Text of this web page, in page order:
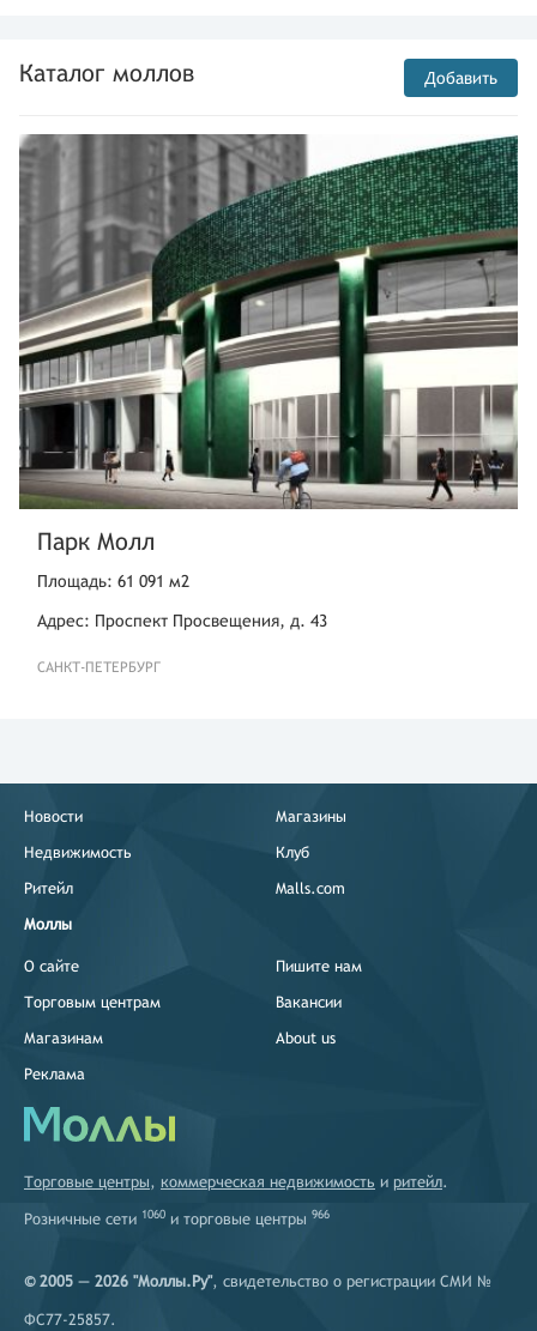
Каталог моллов Добавить
Парк Молл
Площадь: 61 091 м2
Адрес: Проспект Просвещения, д. 43
САНКТ-ПЕТЕРБУРГ
Новости
Недвижимость
Ритейл
Моллы
Магазины
Клуб
Malls.com
О сайте
Торговым центрам
Магазинам
Реклама
Пишите нам
Вакансии
About us
Торговые центры, коммерческая недвижимость и ритейл.
Розничные сети 1060 и торговые центры 966
© 2005 — 2026 "Моллы.Ру", свидетельство о регистрации СМИ №
ФС77-25857.